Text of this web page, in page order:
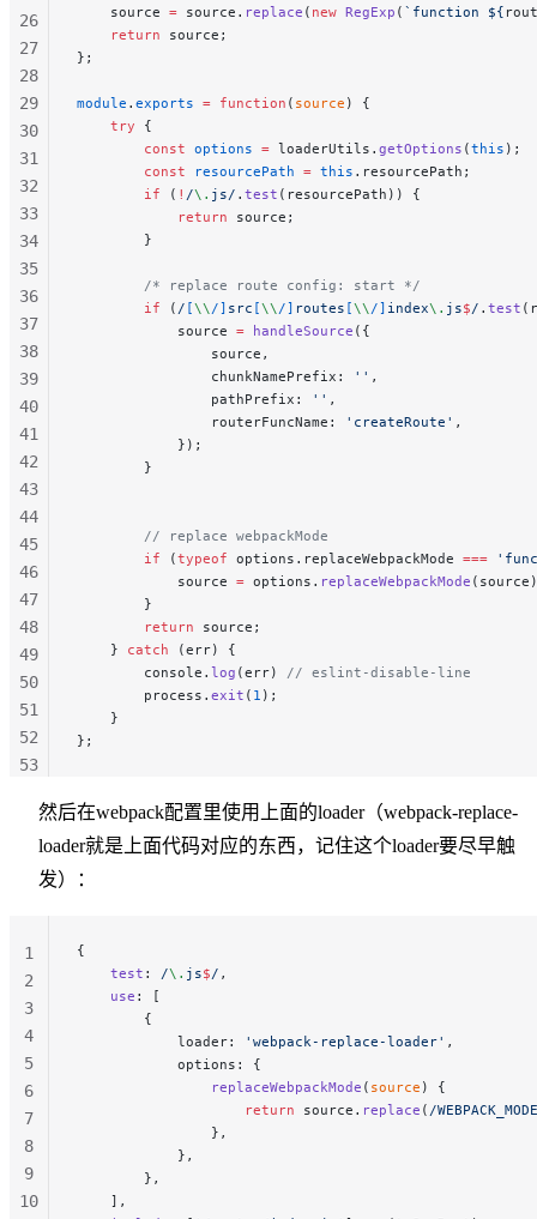
    source
= source. replace ( new RegExp ( `function ${
    return
source;
};
module . exports = function ( source ) {
    try
{
        const
options = loaderUtils. getOptions (this );
        const
resourcePath = this .resourcePath;
        if
( ! /\. js/ . test (resourcePath)) {
            return
source;
        }
        /* replace route config: start */
        if
( / [\\ /] src [\\ /] routes [\\ /] index\. js$/ . test
            source
= handleSource ({
                source,
                chunkNamePrefix:
'' ,
                pathPrefix:
'' ,
                routerFuncName:
'createRoute' ,
            });
        }
        // replace webpackMode
        if
(typeof options.replaceWebpackMode ===
            source
= options. replaceWebpackMode
        }
        return
source;
    }
catch (err) {
        console.
log (err) // eslint-disable-line
        process.
exit ( 1 );
    }
};
26
27
28
29
30
31
32
33
34
35
36
37
38
39
40
41
42
43
44
45
46
47
48
49
50
51
52
53
60
61
62
63
然后在webpack配置里使用上面的loader（webpack-replace-
loader就是上面代码对应的东西，记住这个loader要尽早触
发）：
{
    test
: /\. js$/ ,
    use
: [
        {
            loader:
'webpack-replace-loader' ,
            options: {
                replaceWebpackMode
( source ) {
                    return
source. replace ( /WEBPACK_MODE
                },
            },
        },
    ],
1
2
3
4
5
6
7
8
9
10